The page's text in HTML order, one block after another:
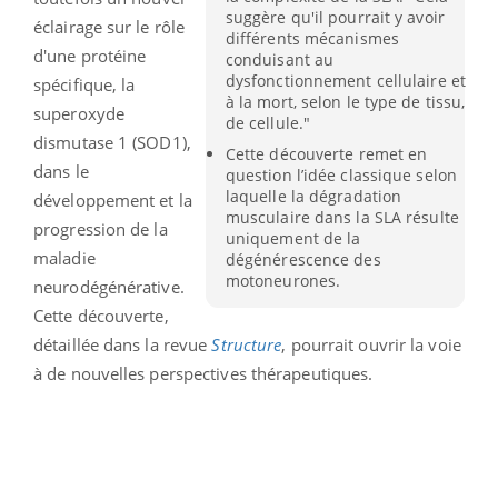
suggère qu'il pourrait y avoir
différents mécanismes
conduisant au
dysfonctionnement cellulaire et
à la mort, selon le type de tissu,
de cellule."
Cette découverte remet en
question l’idée classique selon
laquelle la dégradation
musculaire dans la SLA résulte
uniquement de la
dégénérescence des
motoneurones.
éclairage sur le rôle
d'une protéine
spécifique, la
superoxyde
dismutase 1 (SOD1),
dans le
développement et la
progression de la
maladie
neurodégénérative.
Cette découverte,
détaillée dans la revueStructure, pourrait ouvrir la voie
à de nouvelles perspectives thérapeutiques.